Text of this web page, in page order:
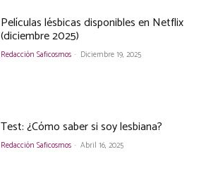
Películas lésbicas disponibles en Netflix
(diciembre 2025)
Redacción Saficosmos - Diciembre 19, 2025
Test: ¿Cómo saber si soy lesbiana?
Redacción Saficosmos - Abril 16, 2025